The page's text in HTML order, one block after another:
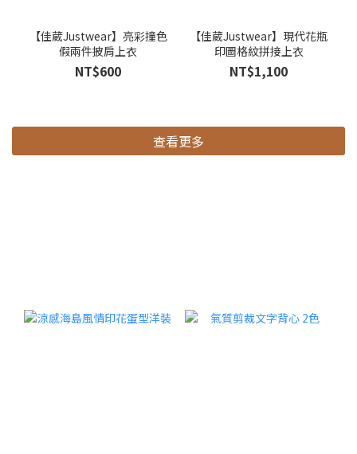
【佳葳Justwear】亮彩撞色
假兩件披肩上衣
NT$600
【佳葳Justwear】現代花瓶
印圖格紋拼接上衣
NT$1,100
查看更多